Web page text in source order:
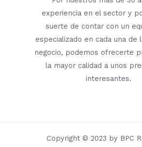
experiencia en el sector y
suerte de contar con un
especializado en cada una de
negocio, podemos ofrecerte
la mayor calidad a unos
interesantes.
Copyright © 2023 by BPC